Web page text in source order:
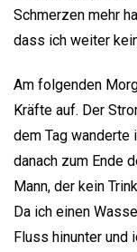
Schmerzen mehr
dass ich weiter
Am folgenden
Kräfte auf. Der
dem Tag wanderte
danach zum Ende
Mann, der kein
Da ich einen
Fluss hinunter und